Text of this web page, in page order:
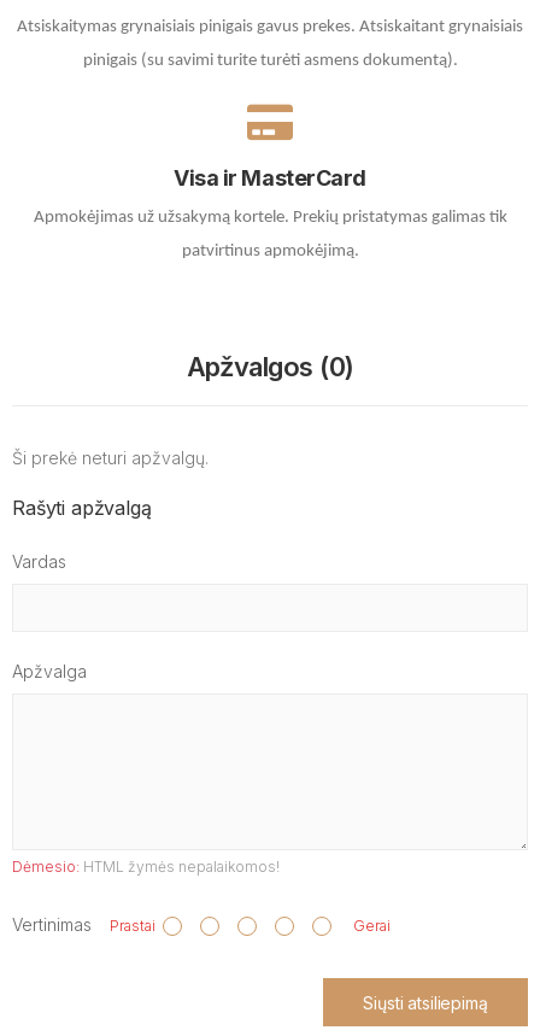
Atsiskaitymas grynaisiais pinigais gavus prekes. Atsiskaitant grynaisiais
pinigais (su savimi turite turėti asmens dokumentą).
Visa ir MasterCard
Apmokėjimas už užsakymą kortele. Prekių pristatymas galimas tik
patvirtinus apmokėjimą.
Apžvalgos (0)
Ši prekė neturi apžvalgų.
Rašyti apžvalgą
Vardas
Apžvalga
Dėmesio: HTML žymės nepalaikomos!
Vertinimas Prastai Gerai
Siųsti atsiliepimą